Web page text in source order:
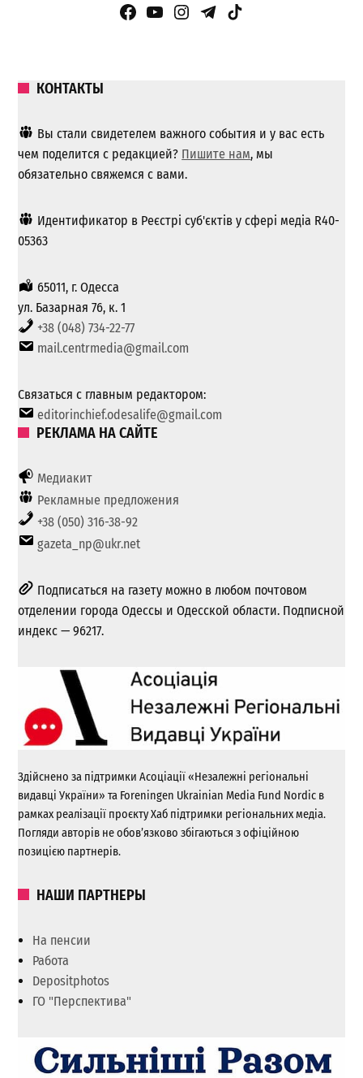
Facebook Page
YouTube
Instagram
Telegram
TikTok
КОНТАКТЫ
Вы стали свидетелем важного события и у вас есть
чем поделится с редакцией? Пишите нам, мы
обязательно свяжемся с вами.
Идентификатор в Реєстрі суб'єктів у сфері медіа R40-
05363
65011, г. Одесса
ул. Базарная 76, к. 1
+38 (048) 734-22-77
mail.centrmedia@gmail.com
Связаться с главным редактором:
editorinchief.odesalife@gmail.com
РЕКЛАМА НА САЙТЕ
Медиакит
Рекламные предложения
+38 (050) 316-38-92
gazeta_np@ukr.net
Подписаться на газету можно в любом почтовом
отделении города Одессы и Одесской области. Подписной
индекс — 96217.
Здійснено за підтримки Асоціації «Незалежні регіональні
видавці України» та Foreningen Ukrainian Media Fund Nordic в
рамках реалізації проєкту Хаб підтримки регіональних медіа.
Погляди авторів не обов’язково збігаються з офіційною
позицією партнерів.
НАШИ ПАРТНЕРЫ
На пенсии
Работа
Depositphotos
ГО "Перспектива"